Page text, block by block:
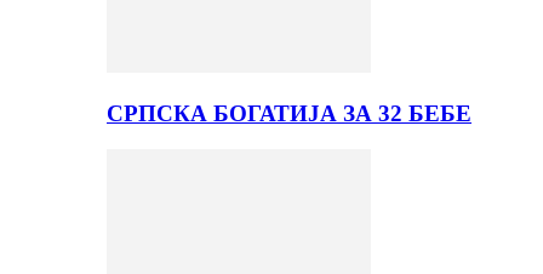
СРПСКА БОГАТИЈА ЗА 32 БЕБЕ